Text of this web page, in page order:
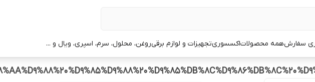
سفارشهمه محصولاتاکسسوریتجهیزات و لوازم برقیروغن، محلول، سرم، اسپری، ویال و ...